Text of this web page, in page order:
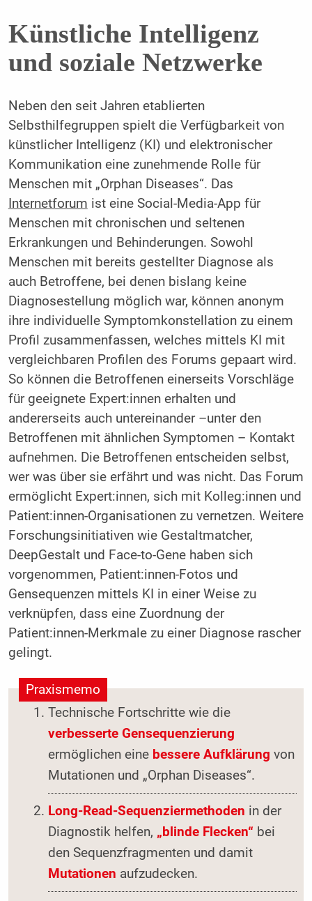
Künstliche Intelligenz
und soziale Netzwerke
Neben den seit Jahren etablierten
Selbsthilfegruppen spielt die Verfügbarkeit von
künstlicher Intelligenz (KI) und elektronischer
Kommunikation eine zunehmende Rolle für
Menschen mit „Orphan Diseases“. Das
Internetforum ist eine Social-Media-App für
Menschen mit chronischen und seltenen
Erkrankungen und Behinderungen. Sowohl
Menschen mit bereits gestellter Diagnose als
auch Betroffene, bei denen bislang keine
Diagnosestellung möglich war, können anonym
ihre individuelle Symptomkonstellation zu einem
Profil zusammenfassen, welches mittels KI mit
vergleichbaren Profilen des Forums gepaart wird.
So können die Betroffenen einerseits Vorschläge
für geeignete Expert:innen erhalten und
andererseits auch untereinander –unter den
Betroffenen mit ähnlichen Symptomen – Kontakt
aufnehmen. Die Betroffenen entscheiden selbst,
wer was über sie erfährt und was nicht. Das Forum
ermöglicht Expert:innen, sich mit Kolleg:innen und
Patient:innen-Organisationen zu vernetzen. Weitere
Forschungsinitiativen wie Gestaltmatcher,
DeepGestalt und Face-to-Gene haben sich
vorgenommen, Patient:innen-Fotos und
Gensequenzen mittels KI in einer Weise zu
verknüpfen, dass eine Zuordnung der
Patient:innen-Merkmale zu einer Diagnose rascher
gelingt.
Praxismemo
Technische Fortschritte wie die
verbesserte Gensequenzierung
ermöglichen eine bessere Aufklärung von
Mutationen und „Orphan Diseases“.
Long-Read-Sequenziermethoden in der
Diagnostik helfen, „blinde Flecken“ bei
den Sequenzfragmenten und damit
Mutationen aufzudecken.